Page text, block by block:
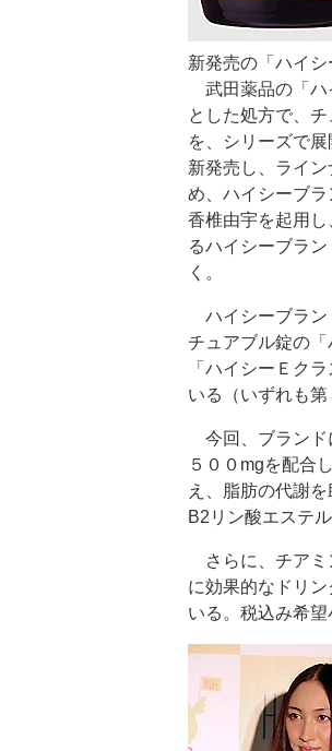
新発売の「ハイシ
武田薬品の「ハ
とした処方で、
を、シリーズで
新発売し、ライ
め、ハイシーブ
香椎由宇を起用
るハイシーブラ
く。
ハイシーブラン
チュアブル錠の「
「ハイシーＥク
いる（いずれも第
今回、ブランド
５００mgを配合
え、脂肪の代謝
B2リン酸エステ
さらに、チアミ
に効果的なドリ
いる。税込み希